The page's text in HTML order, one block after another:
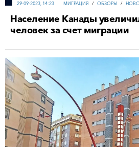
МИГРАЦИЯ / ОБЗОРЫ /
29-09-2023, 14:23
Население Канады
человек за счет миграции